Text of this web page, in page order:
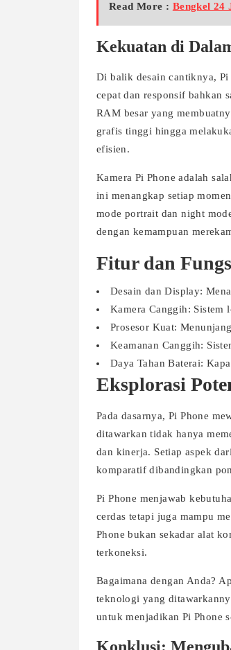
Read More : Bengkel 24
Kekuatan di
Di balik desain cantiknya,
cepat dan responsif bahkan
RAM besar yang
grafis tinggi hingga
efisien.
Kamera Pi Phone adalah
ini menangkap setiap
mode portrait dan night
dengan kemampuan
Fitur dan
Desain dan Display:
Kamera Canggih:
Prosesor Kuat:
Keamanan Canggih:
Daya Tahan Baterai:
Eksplorasi
Pada dasarnya, Pi Phone
ditawarkan tidak hanya
dan kinerja. Setiap aspek
komparatif dibandingkan
Pi Phone menjawab
cerdas tetapi juga mampu
Phone bukan sekadar alat
terkoneksi.
Bagaimana dengan Anda?
teknologi yang
untuk menjadikan Pi Phone